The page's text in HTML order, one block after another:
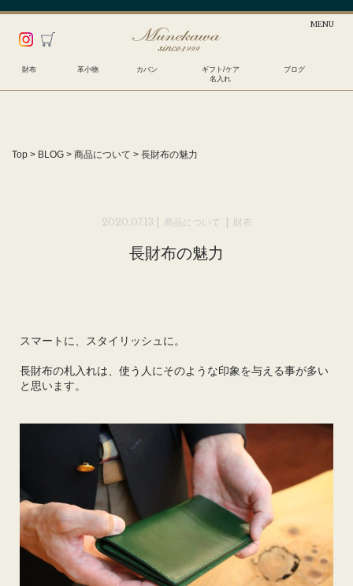
財布 革小物 カバン
ギフト/ケア
名入れ
ブログ
Top > BLOG > 商品について > 長財布の魅力
2020.07.13 | 商品について 財布
長財布の魅力
スマートに、スタイリッシュに。
長財布の札入れは、使う人にそのような印象を与える事が多い
と思います。